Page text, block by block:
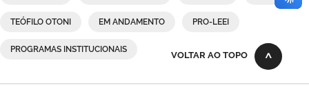
TEÓFILO OTONI EM ANDAMENTO PRO-LEEI
PROGRAMAS INSTITUCIONAIS
VOLTAR AO TOPO